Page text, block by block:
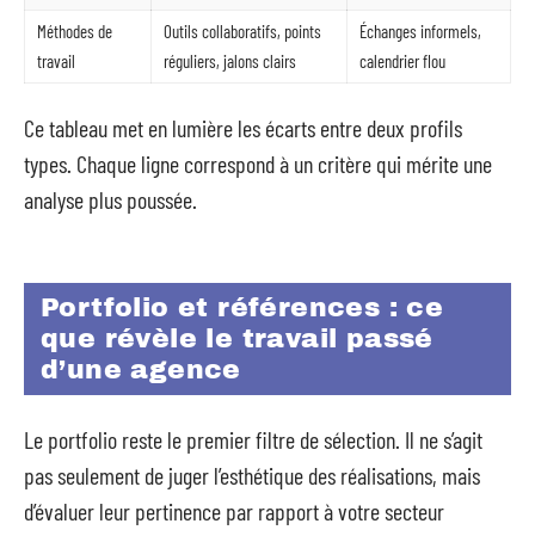
Méthodes de
travail
Outils collaboratifs, points
réguliers, jalons clairs
Échanges informels,
calendrier flou
Ce tableau met en lumière les écarts entre deux profils
types. Chaque ligne correspond à un critère qui mérite une
analyse plus poussée.
Portfolio et références : ce
que révèle le travail passé
d’une agence
Le portfolio reste le premier filtre de sélection. Il ne s’agit
pas seulement de juger l’esthétique des réalisations, mais
d’évaluer leur pertinence par rapport à votre secteur